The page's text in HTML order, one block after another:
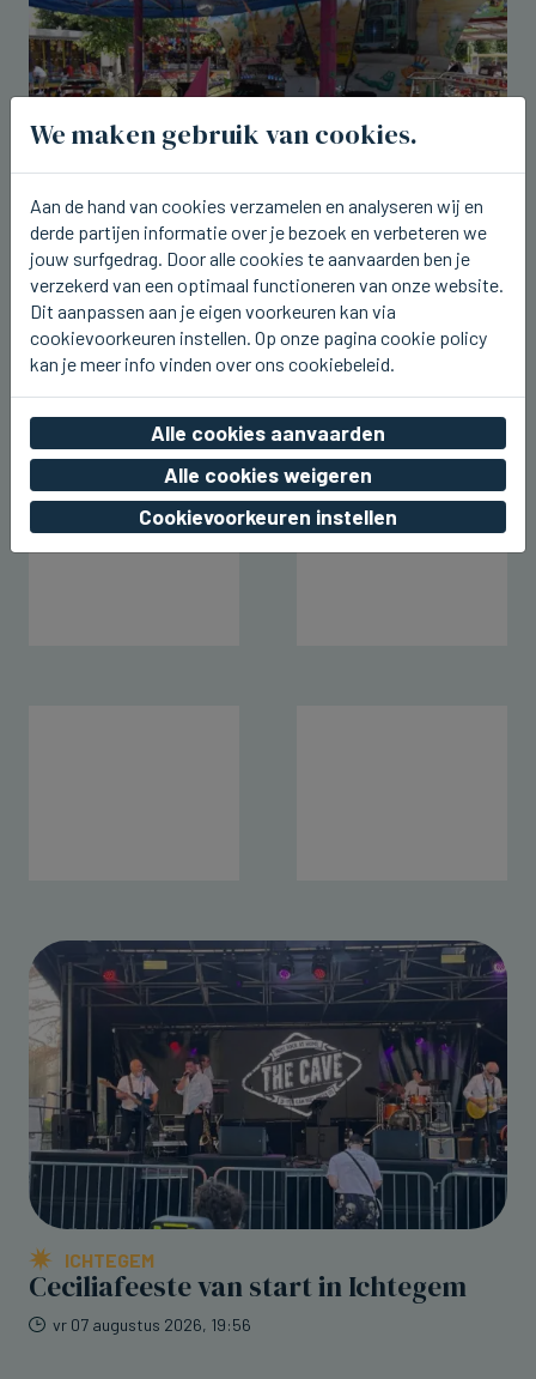
BEERNEM
Dit weekend kermis rond het station
van Beernem
vr 07 augustus 2026, 20:17
ICHTEGEM
Ceciliafeeste van start in Ichtegem
vr 07 augustus 2026, 19:56
We maken gebruik van cookies.
Aan de hand van cookies verzamelen en analyseren wij en
derde partijen informatie over je bezoek en verbeteren we
jouw surfgedrag. Door alle cookies te aanvaarden ben je
verzekerd van een optimaal functioneren van onze website.
Dit aanpassen aan je eigen voorkeuren kan via
cookievoorkeuren instellen. Op onze pagina cookie policy
kan je meer info vinden over ons cookiebeleid.
Alle cookies aanvaarden
Alle cookies weigeren
Cookievoorkeuren instellen